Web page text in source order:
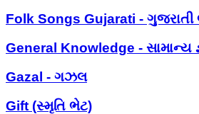
Folk Songs Gujarati - ગુજરાતી
General Knowledge - સામાન્ય
Gazal - ગઝલ
Gift (સ્મૃતિ ભેટ)